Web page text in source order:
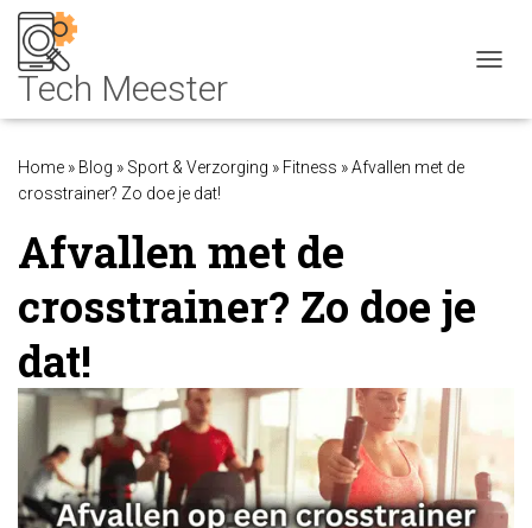
Home » Blog » Sport & Verzorging » Fitness »Afvallen met de
crosstrainer? Zo doe je dat!
Afvallen met de
crosstrainer? Zo doe je
dat!